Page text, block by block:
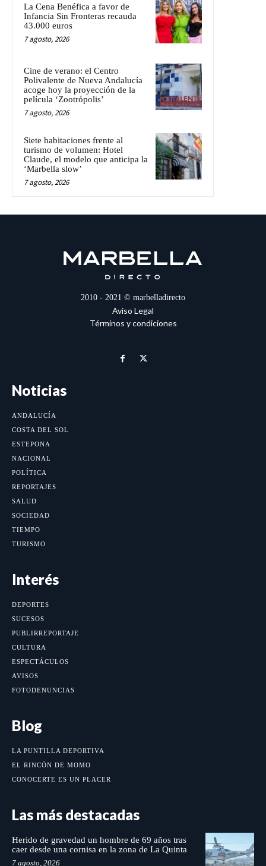
La Cena Benéfica a favor de
Infancia Sin Fronteras recauda
43.000 euros
7 agosto, 2026
Cine de verano: el Centro
Polivalente de Nueva Andalucía
acoge hoy la proyección de la
película ‘Zootrópolis’
7 agosto, 2026
Siete habitaciones frente al
turismo de volumen: Hotel
Claude, el modelo que anticipa la
‘Marbella slow’
7 agosto, 2026
2010 - 2021 © marbelladirecto
Aviso Legal
Términos y condiciones
Noticias
ANDALUCÍA
COSTA DEL SOL
ESTEPONA
NACIONAL
POLÍTICA
REPORTAJES
SALUD
SOCIEDAD
TIEMPO
TURISMO
Interés
DEPORTES
SUCESOS
PUBLIRREPORTAJE
CULTURA
ESPECTÁCULOS
AVISOS
FOTODENUNCIAS
Blog
LA PUNTILLA DEPORTIVA
EL RINCÓN DE MOMO
CONOCERTE ES UN PLACER
Las más destacadas
Herido de gravedad un hombre de 69 años tras
caer desde una cornisa en la zona de La Quinta
7 agosto, 2026